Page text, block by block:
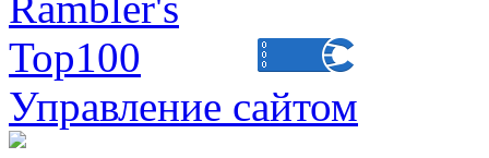
Управление сайтом